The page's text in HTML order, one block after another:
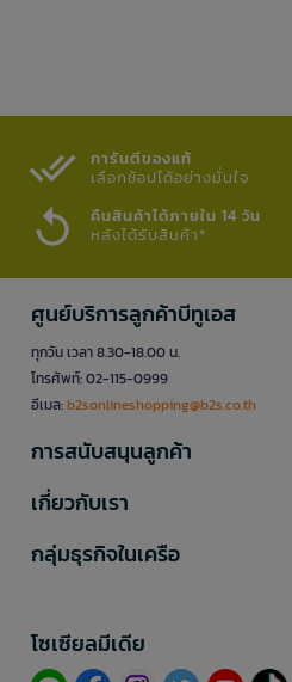
การันตีของแท้
เลือกช้อปได้อย่างมั่นใจ​
คืนสินค้าได้ภายใน 14 วัน
หลังได้รับสินค้า*
ศูนย์บริการลูกค้าบีทูเอส
ทุกวัน เวลา 8.30-18.00 น.
โทรศัพท์: 02-115-0999
อีเมล:b2sonlineshopping@b2s.co.th
การสนับสนุนลูกค้า
เกี่ยวกับเรา
กลุ่มธุรกิจในเครือ
โซเซียลมีเดีย​